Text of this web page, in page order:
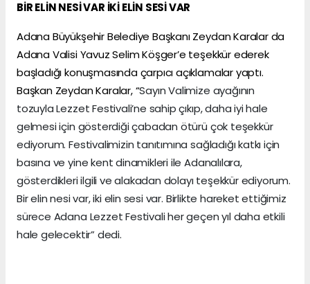
BİR ELİN NESİ VAR İKİ ELİN SESİ VAR
Adana Büyükşehir Belediye Başkanı Zeydan Karalar da
Adana Valisi Yavuz Selim Köşger’e teşekkür ederek
başladığı konuşmasında çarpıcı açıklamalar yaptı.
Başkan Zeydan Karalar, “Sayın Valimize ayağının
tozuyla Lezzet Festivali’ne sahip çıkıp, daha iyi hale
gelmesi için gösterdiği çabadan ötürü çok teşekkür
ediyorum. Festivalimizin tanıtımına sağladığı katkı için
basına ve yine kent dinamikleri ile Adanalılara,
gösterdikleri ilgili ve alakadan dolayı teşekkür ediyorum.
Bir elin nesi var, iki elin sesi var. Birlikte hareket ettiğimiz
sürece Adana Lezzet Festivali her geçen yıl daha etkili
hale gelecektir” dedi.